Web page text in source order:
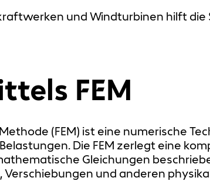
und Windturbinen hilft
FEM
(FEM) ist eine numerische
Die FEM zerlegt eine
Gleichungen
und anderen